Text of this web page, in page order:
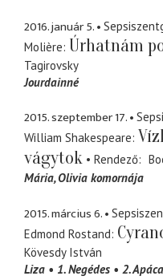
2016. január 5.
Molière Úrhatnám
Tagirovsky
Jourdainné
2015. szeptember 17.
William Shakespeare
vágytok
Rendező
Mária Olivia komornája
2015. március 6.
Edmond Rostand
Kövesdy István
Liza
1. Negédes 2. Apáca